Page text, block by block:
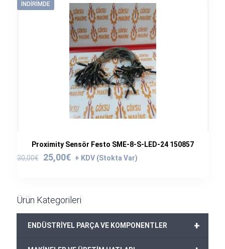
İNDIRIMDE
Proximity Sensör Festo SME-8-S-LED-24 150857
30,00€
Orijinal
25,00€
Şu
Ürün Kategorileri
+
ENDÜSTRİYEL PARÇA VE KOMPONENTLER